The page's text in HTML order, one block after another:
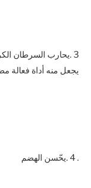
3 .يحارب السرطان
يجعل منه أداة فعالة
. 4 .يحّسن الهضم